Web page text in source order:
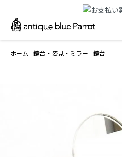
ホーム 鏡台・姿見・ミラー 鏡台